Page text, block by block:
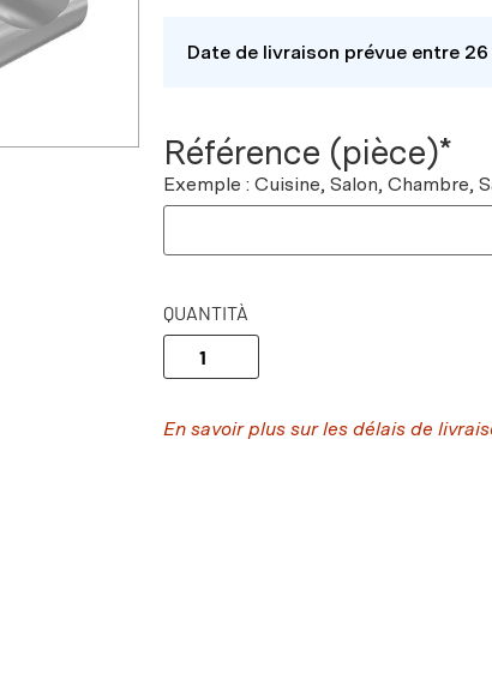
Date de livraison prévue entre
Référence (pièce)*
Exemple : Cuisine, Salon, Chambre,
QUANTITÀ
En savoir plus sur les délais de